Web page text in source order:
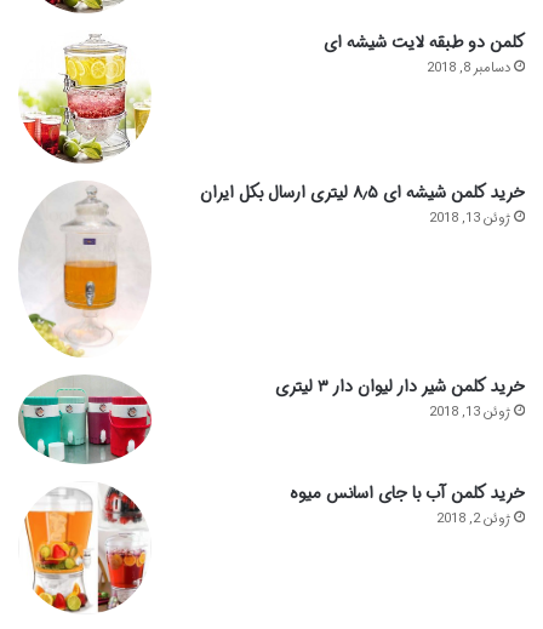
کلمن دو طبقه لایت شیشه ای
دسامبر 8, 2018
خرید کلمن شیشه ای ۸٫۵ لیتری ارسال بکل ایران
ژوئن 13, 2018
خرید کلمن شیر دار لیوان دار ۳ لیتری
ژوئن 13, 2018
خرید کلمن آب با جای اسانس میوه
ژوئن 2, 2018